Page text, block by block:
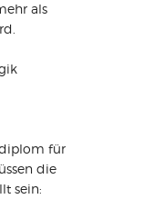
als
für
die
sein: